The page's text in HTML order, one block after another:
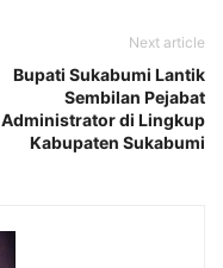
Next article
Bupati Sukabumi Lantik
Sembilan Pejabat
Administrator di Lingkup
Kabupaten Sukabumi